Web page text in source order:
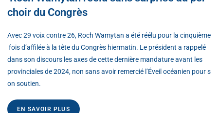
choir du Congrès
Avec 29 voix contre 26, Roch Wamytan a été réélu pour la cinquième
fois d’affilée à la tête du Congrès hiermatin. Le président a rappelé
dans son discours les axes de cette dernière mandature avant les
provinciales de 2024, non sans avoir remercié l’Éveil océanien pour s
on soutien.
EN SAVOIR PLUS